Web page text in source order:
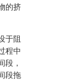
的挤
于阻
程中
段，
段拖